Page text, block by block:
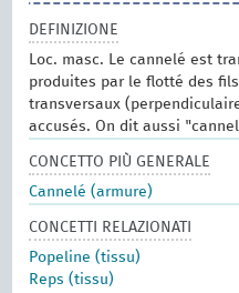
DEFINIZIONE
Loc. masc. Le cannelé est
produites par le flotté des
transversaux
accusés. On dit aussi
CONCETTO PIÙ GENERALE
Cannelé (armure)
CONCETTI RELAZIONATI
Popeline (tissu)
Reps (tissu)